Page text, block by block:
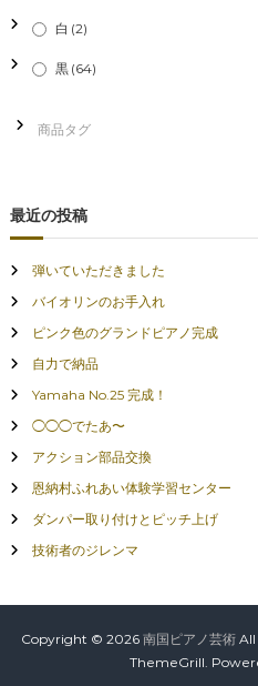
白 (2)
黒 (64)
最近の投稿
弾いていただきました
バイオリンのお手入れ
ピンク色のグランドピアノ完成
自力で納品
Yamaha No.25 完成！
◯◯◯でたあ〜
アクション部品交換
恩納村ふれあい体験学習センター
ダンパー取り付けとピッチ上げ
技術者のジレンマ
Copyright © 2026 南国ピアノ芸術
ThemeGrill.